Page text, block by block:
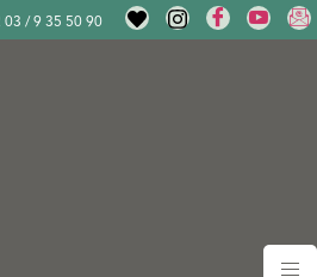
03 / 9 35 50 90